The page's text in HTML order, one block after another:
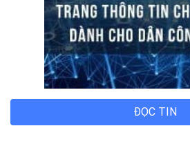
ĐỌC TIN